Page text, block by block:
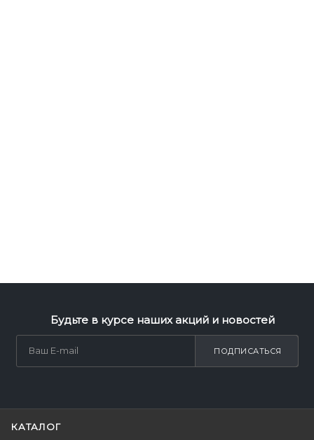
Будьте в курсе наших акций и новостей
ПОДПИСАТЬСЯ
КАТАЛОГ